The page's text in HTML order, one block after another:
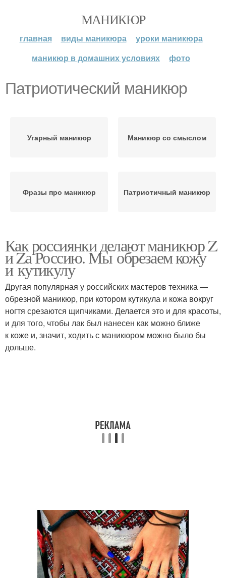
МАНИКЮР
главная виды маникюра
уроки маникюра
маникюр в домашних условиях
фото
Патриотический маникюр
Угарный маникюр Маникюр со смыслом
Фразы про маникюр Патриотичный маникюр
Как россиянки делают маникюр Z
и Zа Россию. Мы обрезаем кожу
и кутикулу
Другая популярная у российских мастеров техника —
обрезной маникюр, при котором кутикула и кожа вокруг
ногтя срезаются щипчиками. Делается это и для красоты,
и для того, чтобы лак был нанесен как можно ближе
к коже и, значит, ходить с маникюром можно было бы
дольше.